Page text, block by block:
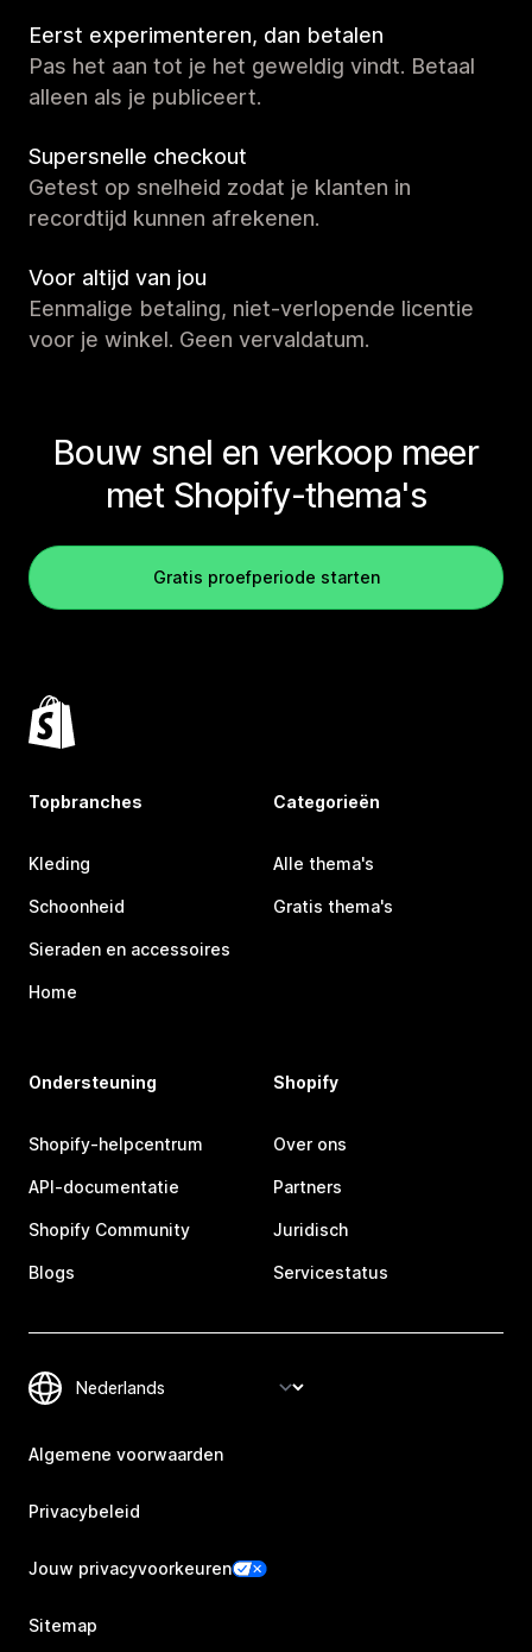
Eerst experimenteren, dan betalen
Pas het aan tot je het geweldig vindt. Betaal
alleen als je publiceert.
Supersnelle checkout
Getest op snelheid zodat je klanten in
recordtijd kunnen afrekenen.
Voor altijd van jou
Eenmalige betaling, niet-verlopende licentie
voor je winkel. Geen vervaldatum.
Bouw snel en verkoop meer
met Shopify-thema's
Gratis proefperiode starten
Topbranches
Kleding
Schoonheid
Sieraden en accessoires
Home
Categorieën
Alle thema's
Gratis thema's
Ondersteuning
Shopify-helpcentrum
API-documentatie
Shopify Community
Blogs
Shopify
Over ons
Partners
Juridisch
Servicestatus
Algemene voorwaarden
Privacybeleid
Jouw privacyvoorkeuren
Sitemap